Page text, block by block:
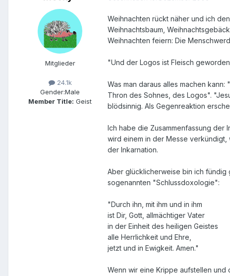
Mitglieder
24.1k
Gender:Male
Member Title: Geist
Weihnachten rückt näher und ich
Weihnachtsbaum,
Weihnachten feiern: Die
"Und der Logos ist Fleisch
Was man daraus alles machen
Thron des Sohnes, des Logos".
blödsinnig. Als Gegenreaktion
Ich habe die Zusammenfassung der
wird einem in der Messe verkündigt,
der Inkarnation.
Aber glücklicherweise bin ich fündig
sogenannten "Schlussdoxologie":
"Durch ihn, mit ihm und in ihm
ist Dir, Gott, allmächtiger Vater
in der Einheit des heiligen Geistes
alle Herrlichkeit und Ehre,
jetzt und in Ewigkeit. Amen."
Wenn wir eine Krippe aufstellen und